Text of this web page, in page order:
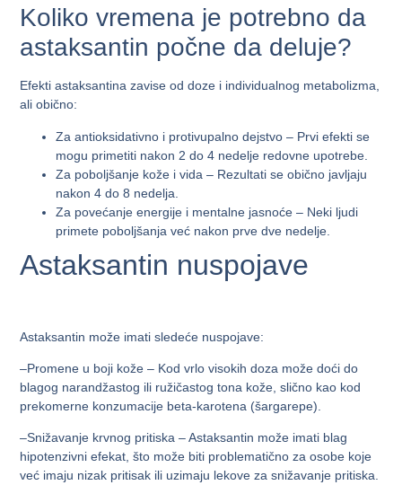
Koliko vremena je potrebno da
astaksantin počne da deluje?
Efekti astaksantina zavise od doze i individualnog metabolizma,
ali obično:
Za antioksidativno i protivupalno dejstvo – Prvi efekti se
mogu primetiti nakon 2 do 4 nedelje redovne upotrebe.
Za poboljšanje kože i vida – Rezultati se obično javljaju
nakon 4 do 8 nedelja.
Za povećanje energije i mentalne jasnoće – Neki ljudi
primete poboljšanja već nakon prve dve nedelje.
Astaksantin nuspojave
Astaksantin može imati sledeće nuspojave:
–Promene u boji kože – Kod vrlo visokih doza može doći do
blagog narandžastog ili ružičastog tona kože, slično kao kod
prekomerne konzumacije beta-karotena (šargarepe).
–Snižavanje krvnog pritiska – Astaksantin može imati blag
hipotenzivni efekat, što može biti problematično za osobe koje
već imaju nizak pritisak ili uzimaju lekove za snižavanje pritiska.